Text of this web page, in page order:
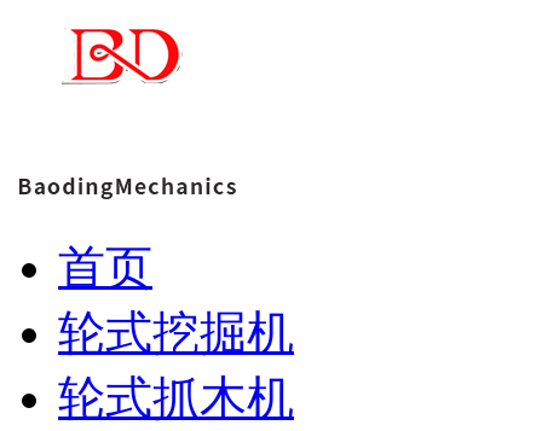
首页
轮式挖掘机
轮式抓木机